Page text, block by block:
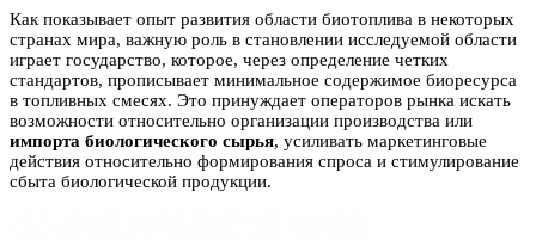
Как показывает опыт развития области биотоплива в некоторых
странах мира, важную роль в становлении исследуемой области
играет государство, которое, через определение четких
стандартов, прописывает минимальное содержимое биоресурса
в топливных смесях. Это принуждает операторов рынка искать
возможности относительно организации производства или
импорта биологического сырья, усиливать маркетинговые
действия относительно формирования спроса и стимулирование
сбыта биологической продукции.